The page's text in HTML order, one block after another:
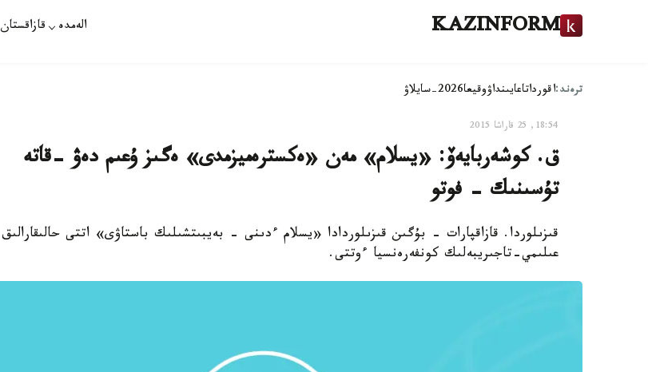
KAZINFORM الەمدە قازاقستان
ترەند:اقورداتاعايىنداۋوقيعا2026-سايلاۋ
18:54, 25 قاراشا 2015
ق. كوشەربايەۆ: «يسلام» مەن «ەكسترەميزمدى» ەگىز ۇعىم دەۋ -قاتە
تۇسىنىك - فوتو
قىزىلوردا. قازاقپارات - بۇگىن قىزىلوردادا «يسلام ءدىنى - بەيبىتشىلىك باستاۋى» اتتى حالىقارالىق
عىلىمي-تاجىريبەلىك كونفەرەنسيا ءوتتى.